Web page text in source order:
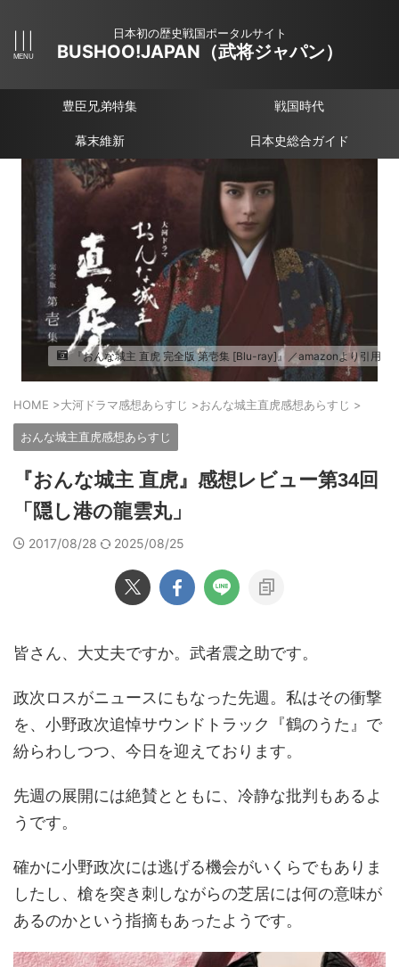
日本初の歴史戦国ポータルサイト
BUSHOO!JAPAN（武将ジャパン）
豊臣兄弟特集 戦国時代
幕末維新 日本史総合ガイド
『おんな城主 直虎 完全版 第壱集 [Blu-ray]』／amazonより引用
HOME >大河ドラマ感想あらすじ >おんな城主直虎感想あらすじ >
おんな城主直虎感想あらすじ
『おんな城主 直虎』感想レビュー第34回
「隠し港の龍雲丸」
2017/08/28 2025/08/25
皆さん、大丈夫ですか。武者震之助です。
政次ロスがニュースにもなった先週。私はその衝撃
を、小野政次追悼サウンドトラック『鶴のうた』で
紛らわしつつ、今日を迎えております。
先週の展開には絶賛とともに、冷静な批判もあるよ
うです。
確かに小野政次には逃げる機会がいくらでもありま
したし、槍を突き刺しながらの芝居には何の意味が
あるのかという指摘もあったようです。